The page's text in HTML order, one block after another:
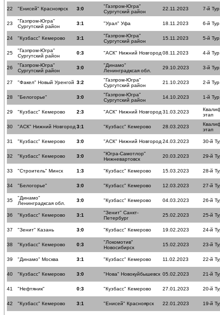
22 "Енисей" Красноярск 3:0
"Газпром-Югра"
Сургутский район
22.11.2023 7-й Тур
23
"Газпром-Югра"
Сургутский район
3:1 "Урал" Уфа 18.11.2023 6-й Тур
24 "Кузбасс" Кемерово 3:1
"Газпром-Югра"
Сургутский район
15.11.2023 5-й Тур
25
"Газпром-Югра"
Сургутский район
0:3 "АСК" Нижний Новгород 08.11.2023 4-й Тур
26
"Газпром-Югра"
Сургутский район
3:0
"Динамо"
Ленинградксая обл.
29.10.2023 3-й Тур
27 "Факел" Новый Уренгой 3:2
"Газпром-Югра"
Сургутский район
21.10.2023 2-й Тур
28 "Белогорье" 3:0
"Газпром-Югра"
Сургутский район
14.10.2023 1-й Тур
29 "Кузбасс" Кемерово 2:3 "АСК" Нижний Новгород 31.03.2023
этап
30 "АСК" Нижний Новгород 3:1 "Кузбасс" Кемерово 28.03.2023
этап
31 "Кузбасс" Кемерово 3:0 "АСК" Нижний Новгород 24.03.2023 30-й
32 "Кузбасс" Кемерово 3:0
"Югра-Самотлор"
Нижневартовск
20.03.2023 29-й
33 "Строитель" Минск 1:3 "Кузбасс" Кемерово 15.03.2023 28-й
34 "Белогорье" 3:0 "Кузбасс" Кемерово 12.03.2023 27-й
35
"Динамо"
Ленинградксая обл.
3:0 "Кузбасс" Кемерово 04.03.2023 26-й
36 "Кузбасс" Кемерово 3:1
"Зенит" Санкт-
Петербург
25.02.2023 25-й
37 "Зенит" Казань 3:0 "Кузбасс" Кемерово 19.02.2023 24-й
38 "Кузбасс" Кемерово 0:3
"Локомотив"
Новосибирск
15.02.2023 23-й
39 "Динамо" Москва 3:1 "Кузбасс" Кемерово 11.02.2023 22-й
40 "Кузбасс" Кемерово 3:0 "Нова" Новокуйбышевск 05.02.2023 21-й
41 "Нефтяник" 0:3 "Кузбасс" Кемерово 27.01.2023 20-й
42 "Кузбасс" Кемерово 3:1 "Енисей" Красноярск 22.01.2023 19-й